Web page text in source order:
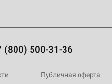
(800) 500-31-36
Публичная оферта